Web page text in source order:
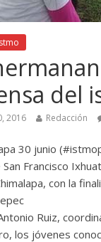
del
2016 Redacción
30 junio
Francisco
con la
Ruiz,
los jóvenes